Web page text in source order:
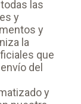
las
y
y
la
que
del
y